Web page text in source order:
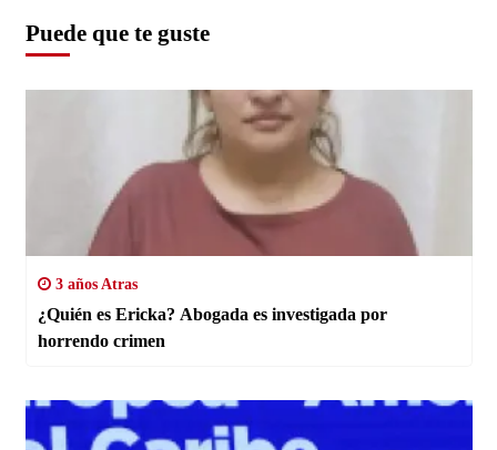
Puede que te guste
3 años Atras
¿Quién es Ericka? Abogada es investigada por
horrendo crimen